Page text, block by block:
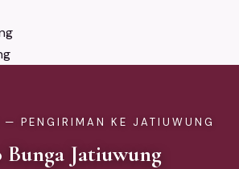
— PENGIRIMAN KE JATIUWUNG
Bunga Jatiuwung